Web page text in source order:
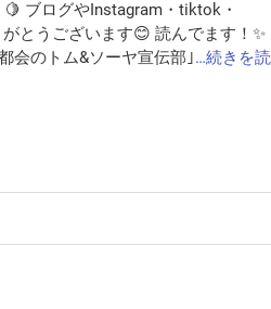
ブログやInstagram・tiktok・
とうございます😊 読んでます！✨
会のトム&ソーヤ宣伝部｣…続きを読